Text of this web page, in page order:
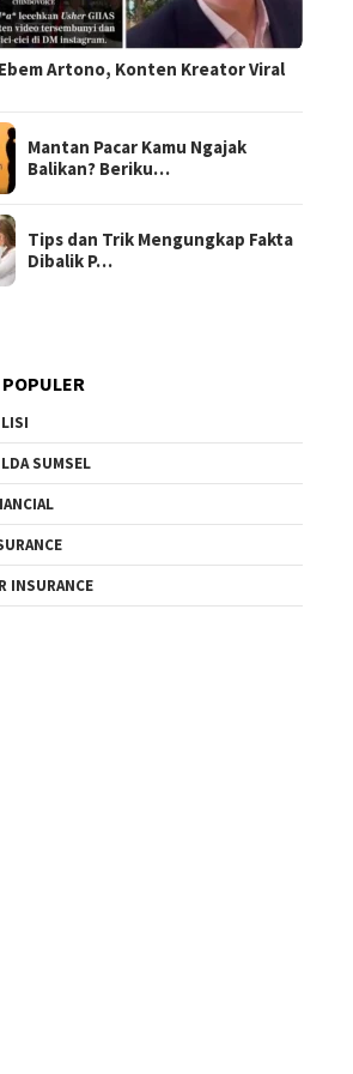
Artono, Konten Kreator Viral
Mantan Pacar Kamu Ngajak
Balikan? Beriku…
Tips dan Trik Mengungkap Fakta
Dibalik P…
SUMSEL
INSURANCE